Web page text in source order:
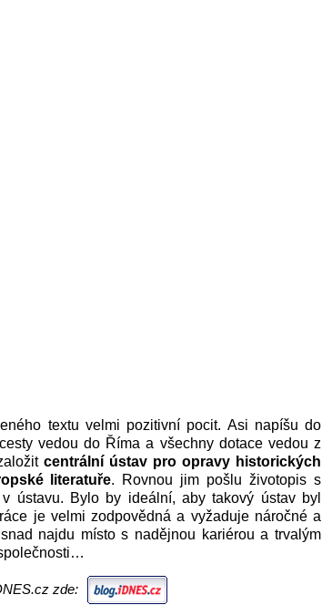
textu velmi pozitivní pocit. Asi napíšu do
vedou do Říma a všechny dotace vedou z
centrální ústav pro opravy historických
literatuře. Rovnou jim pošlu životopis s
ústavu. Bylo by ideální, aby takový ústav byl
je velmi zodpovědná a vyžaduje náročné a
najdu místo s nadějnou kariérou a trvalým
zde: